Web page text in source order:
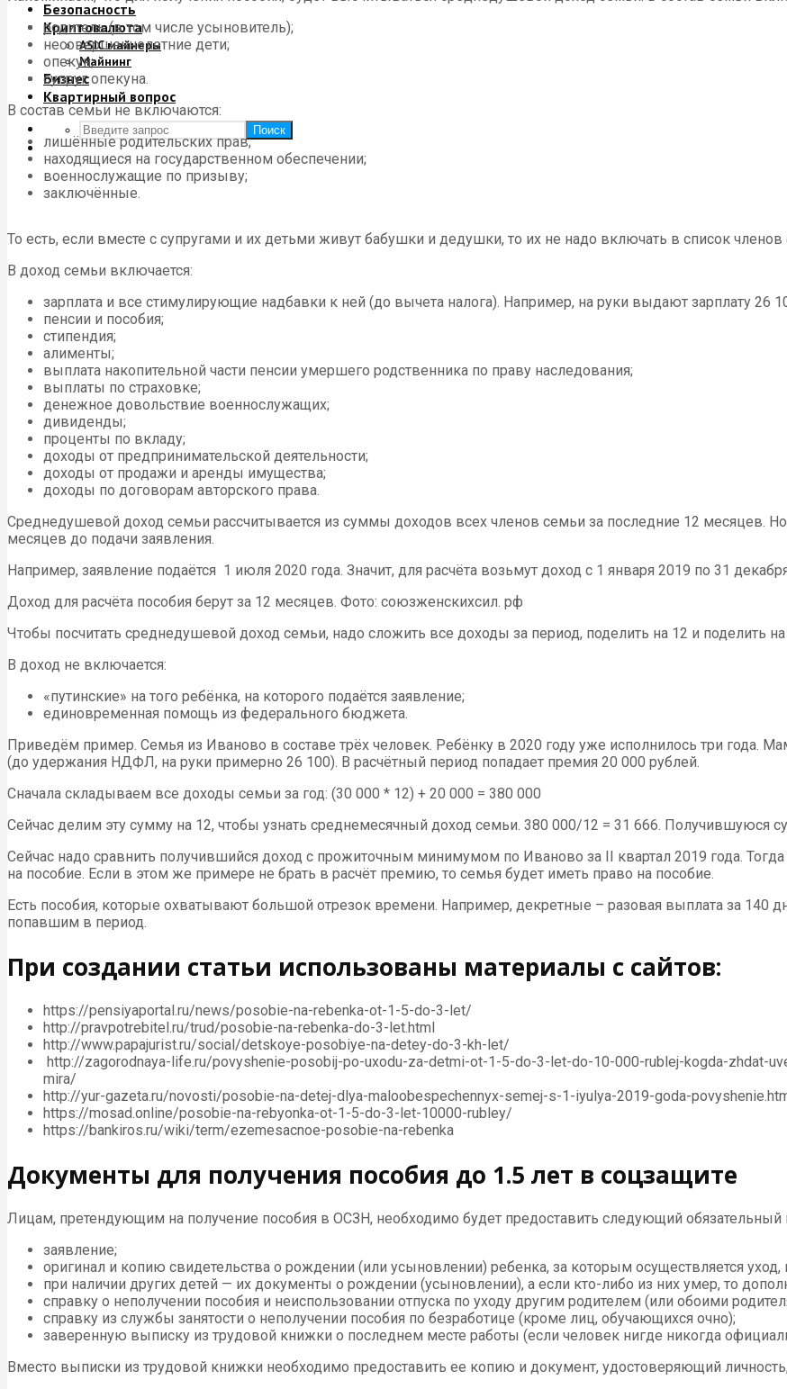
Безопасность
Криптовалюта
ASIC майнеры
Майнинг
Бизнес
Квартирный вопрос
Поиск
родитель (в том числе усыновитель);
несовершеннолетние дети;
опекун;
супруг опекуна.
В состав семьи не включаются:
лишённые родительских прав;
находящиеся на государственном обеспечении;
военнослужащие по призыву;
заключённые.
То есть, если вместе с супругами и их детьми живут бабушки и дедушки, то их не надо включать в список членов
В доход семьи включается:
зарплата и все стимулирующие надбавки к ней (до вычета налога). Например, на руки выдают зарплату 26
пенсии и пособия;
стипендия;
алименты;
выплата накопительной части пенсии умершего родственника по праву наследования;
выплаты по страховке;
денежное довольствие военнослужащих;
дивиденды;
проценты по вкладу;
доходы от предпринимательской деятельности;
доходы от продажи и аренды имущества;
доходы по договорам авторского права.
Среднедушевой доход семьи рассчитывается из суммы доходов всех членов семьи за последние 12 месяцев.
месяцев до подачи заявления.
Например, заявление подаётся 1 июля 2020 года. Значит, для расчёта возьмут доход с 1 января 2019 по 31
Доход для расчёта пособия берут за 12 месяцев. Фото: союзженскихсил. рф
Чтобы посчитать среднедушевой доход семьи, надо сложить все доходы за период, поделить на 12 и поделить
В доход не включается:
«путинские» на того ребёнка, на которого подаётся заявление;
единовременная помощь из федерального бюджета.
Приведём пример. Семья из Иваново в составе трёх человек. Ребёнку в 2020 году уже исполнилось три года.
(до удержания НДФЛ, на руки примерно 26 100). В расчётный период попадает премия 20 000 рублей.
Сначала складываем все доходы семьи за год: (30 000 * 12) + 20 000 = 380 000
Сейчас делим эту сумму на 12, чтобы узнать среднемесячный доход семьи. 380 000/12 = 31 666. Получившуюся
Сейчас надо сравнить получившийся доход с прожиточным минимумом по Иваново за II квартал 2019 года.
на пособие. Если в этом же примере не брать в расчёт премию, то семья будет иметь право на пособие.
Есть пособия, которые охватывают большой отрезок времени. Например, декретные – разовая выплата за 140
попавшим в период.
При создании статьи использованы материалы с сайтов:
https://pensiyaportal.ru/news/posobie-na-rebenka-ot-1-5-do-3-let/
http://pravpotrebitel.ru/trud/posobie-na-rebenka-do-3-let.html
http://www.papajurist.ru/social/detskoye-posobiye-na-detey-do-3-kh-let/
http://zagorodnaya-life.ru/povyshenie-posobij-po-uxodu-za-detmi-ot-1-5-do-3-let-do-10-000-rublej-kogda-zhdat-
mira/
http://yur-gazeta.ru/novosti/posobie-na-detej-dlya-maloobespechennyx-semej-s-1-iyulya-2019-goda-
https://mosad.online/posobie-na-rebyonka-ot-1-5-do-3-let-10000-rubley/
https://bankiros.ru/wiki/term/ezemesacnoe-posobie-na-rebenka
Документы для получения пособия до 1.5 лет в соцзащите
Лицам, претендующим на получение пособия в ОСЗН, необходимо будет предоставить следующий обязательный
заявление;
оригинал и копию свидетельства о рождении (или усыновлении) ребенка, за которым осуществляется
при наличии других детей — их документы о рождении (усыновлении), а если кто-либо из них умер, то
справку о неполучении пособия и неиспользовании отпуска по уходу другим родителем (или обоими
справку из службы занятости о неполучении пособия по безработице (кроме лиц, обучающихся очно);
заверенную выписку из трудовой книжки о последнем месте работы (если человек нигде никогда
Вместо выписки из трудовой книжки необходимо предоставить ее копию и документ, удостоверяющий